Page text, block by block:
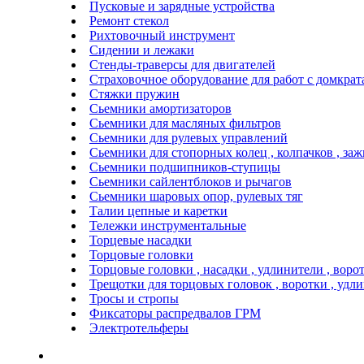
Пусковые и зарядные устройства
Ремонт стекол
Рихтовочный инструмент
Сидении и лежаки
Стенды-траверсы для двигателей
Страховочное оборудование для работ с
Стяжки пружин
Сьемники амортизаторов
Сьемники для масляных фильтров
Сьемники для рулевых управлений
Сьемники для стопорных колец , колпачков ,
Сьемники подшипников-ступицы
Сьемники сайлентблоков и рычагов
Сьемники шаровых опор, рулевых тяг
Талии цепные и каретки
Тележки инструментальные
Торцевые насадки
Торцовые головки
Торцовые головки , насадки , удлинители ,
Трещотки для торцовых головок , воротки ,
Тросы и стропы
Фиксаторы распредвалов ГРМ
Электротельферы